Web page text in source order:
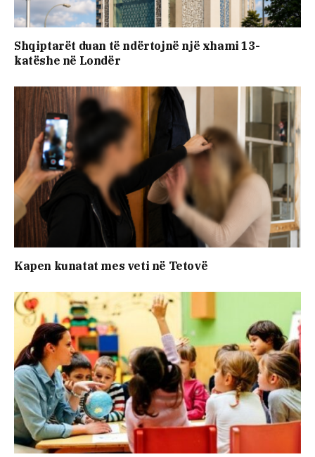
Shqiptarët duan të ndërtojnë një xhami 13-
katëshe në Londër
Kapen kunatat mes veti në Tetovë